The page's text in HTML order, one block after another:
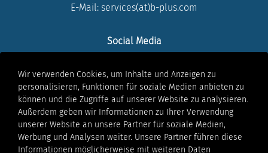
E-Mail: services(at)b-plus.com
Social Media
Instagram
Youtube
Facebook
Xing
Wir verwenden Cookies, um Inhalte und Anzeigen zu
personalisieren, Funktionen für soziale Medien anbieten zu
können und die Zugriffe auf unserer Website zu analysieren.
Außerdem geben wir Informationen zu Ihrer Verwendung
unserer Website an unsere Partner für soziale Medien,
Werbung und Analysen weiter. Unsere Partner führen diese
Informationen möglicherweise mit weiteren Daten